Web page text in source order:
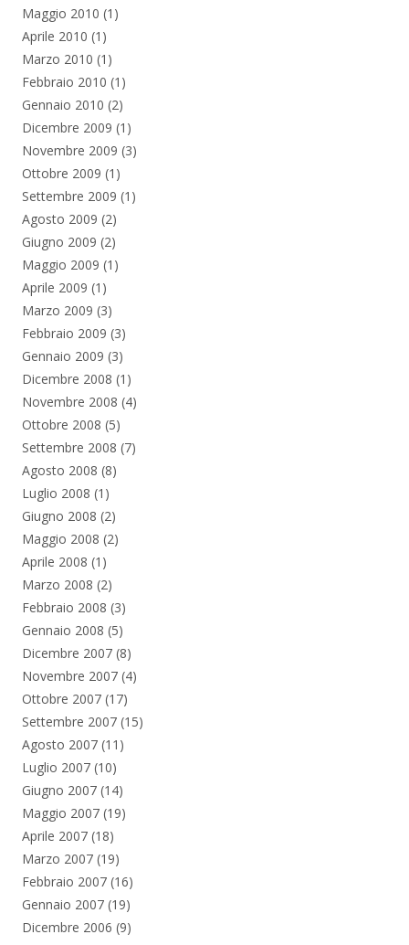
Maggio 2010 (1)
Aprile 2010 (1)
Marzo 2010 (1)
Febbraio 2010 (1)
Gennaio 2010 (2)
Dicembre 2009 (1)
Novembre 2009 (3)
Ottobre 2009 (1)
Settembre 2009 (1)
Agosto 2009 (2)
Giugno 2009 (2)
Maggio 2009 (1)
Aprile 2009 (1)
Marzo 2009 (3)
Febbraio 2009 (3)
Gennaio 2009 (3)
Dicembre 2008 (1)
Novembre 2008 (4)
Ottobre 2008 (5)
Settembre 2008 (7)
Agosto 2008 (8)
Luglio 2008 (1)
Giugno 2008 (2)
Maggio 2008 (2)
Aprile 2008 (1)
Marzo 2008 (2)
Febbraio 2008 (3)
Gennaio 2008 (5)
Dicembre 2007 (8)
Novembre 2007 (4)
Ottobre 2007 (17)
Settembre 2007 (15)
Agosto 2007 (11)
Luglio 2007 (10)
Giugno 2007 (14)
Maggio 2007 (19)
Aprile 2007 (18)
Marzo 2007 (19)
Febbraio 2007 (16)
Gennaio 2007 (19)
Dicembre 2006 (9)